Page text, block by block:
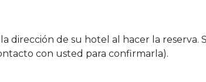
dirección de su hotel al hacer la reserva.
con usted para confirmarla).